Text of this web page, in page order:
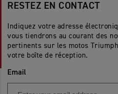
RESTEZ EN CONTACT
Indiquez votre adresse
vous tiendrons au courant des
pertinents sur les motos
votre boîte de réception.
Email